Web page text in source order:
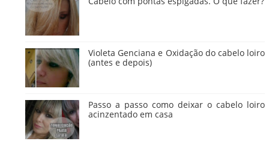
Violeta Genciana e Oxidação do cabelo loiro
(antes e depois)
Passo a passo como deixar o cabelo loiro
acinzentado em casa